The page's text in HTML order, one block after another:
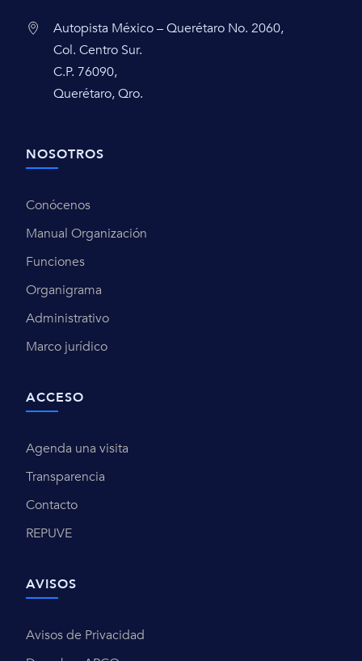
Autopista México – Querétaro No. 2060,
Col. Centro Sur.
C.P. 76090,
Querétaro, Qro.
NOSOTROS
Conócenos
Manual Organización
Funciones
Organigrama
Administrativo
Marco jurídico
ACCESO
Agenda una visita
Transparencia
Contacto
REPUVE
AVISOS
Avisos de Privacidad